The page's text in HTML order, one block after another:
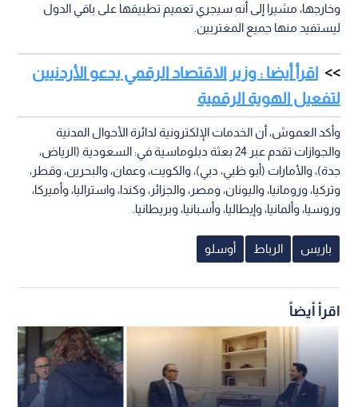
وخارجها، مشيرا إلى أنه سيجري تعميم تطبيقها على باقي الدول
ليستفيد منها جميع المغتربين.
اقرأ أيضا : وزير الاقتصاد الرقمي يدعو الأردنيين
لتفعيل الهوية الرقمية
وأكد العموش، أن الخدمات الإلكترونية لدائرة الأحوال المدنية
والجوازات تقدم عبر 24 بعثة دبلوماسية في: السعودية (الرياض،
جدة)، والأمارات (أبو ظبي، دبي)، والكويت، وعمان، والبحرين، وقطر،
وتركيا، ورومانيا، واليونان، ومصر، والجزائر، وكندا، واستراليا، وأميركا،
وروسيا، وألمانيا، وإيطاليا، وأسبانيا، وبريطانيا.
باريس الرباط أوسلو
اقرأ أيضاً